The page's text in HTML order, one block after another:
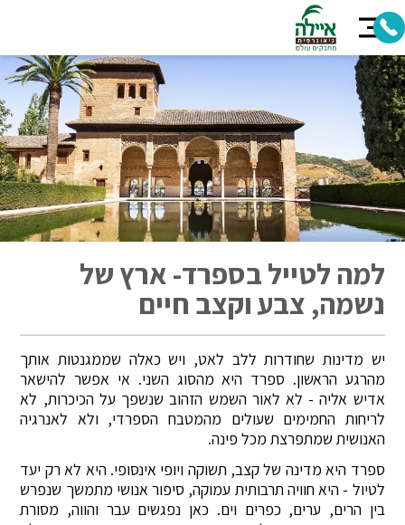
למה לטייל בספרד- ארץ של
נשמה, צבע וקצב חיים
יש מדינות שחודרות ללב לאט, ויש כאלה שממגנטות אותך
מהרגע הראשון. ספרד היא מהסוג השני. אי אפשר להישאר
אדיש אליה - לא לאור השמש הזהוב שנשפך על הכיכרות, לא
לריחות החמימים שעולים מהמטבח הספרדי, ולא לאנרגיה
האנושית שמתפרצת מכל פינה.
ספרד היא מדינה של קצב, תשוקה ויופי אינסופי. היא לא רק יעד
לטיול - היא חוויה תרבותית עמוקה, סיפור אנושי מתמשך שנפרש
בין הרים, ערים, כפרים וים. כאן נפגשים עבר והווה, מסורת